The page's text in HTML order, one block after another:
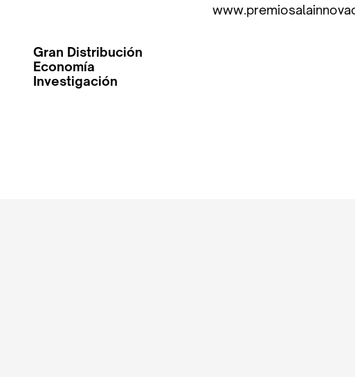
Gran Distribución
Economía
Investigación